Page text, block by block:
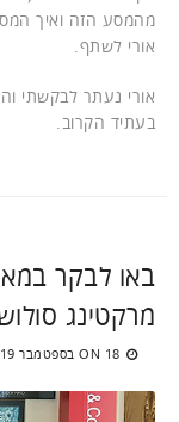
מהמסע הזה ואיך
אורי לשתף.
אורי נעתר לבקשתי
בעתיד הקרוב.
באו לבקר
מרקטינג
ON 18 בספטמבר 2019